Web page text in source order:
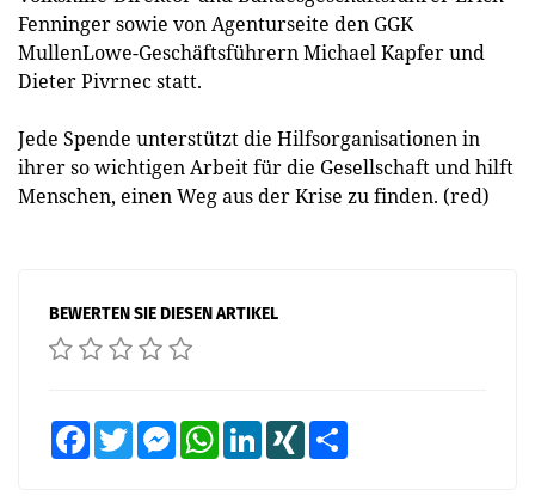
Fenninger sowie von Agenturseite den GGK
MullenLowe-Geschäftsführern Michael Kapfer und
Dieter Pivrnec statt.
Jede Spende unterstützt die Hilfsorganisationen in
ihrer so wichtigen Arbeit für die Gesellschaft und hilft
Menschen, einen Weg aus der Krise zu finden. (red)
BEWERTEN SIE DIESEN ARTIKEL
FacebookTwitter MessengerWhatsAppLinkedInXING